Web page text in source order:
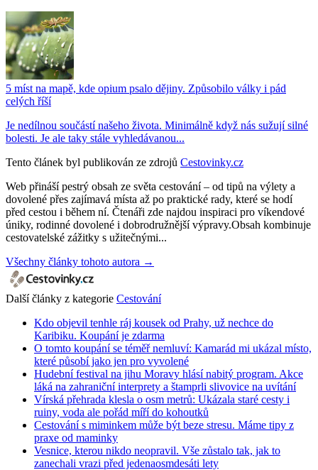
5 míst na mapě, kde opium psalo dějiny. Způsobilo války i pád
celých říší
Je nedílnou součástí našeho života. Minimálně když nás sužují silné
bolesti. Je ale taky stále vyhledávanou...
Tento článek byl publikován ze zdrojů Cestovinky.cz
Web přináší pestrý obsah ze světa cestování – od tipů na výlety a
dovolené přes zajímavá místa až po praktické rady, které se hodí
před cestou i během ní. Čtenáři zde najdou inspiraci pro víkendové
úniky, rodinné dovolené i dobrodružnější výpravy.Obsah kombinuje
cestovatelské zážitky s užitečnými...
Všechny články tohoto autora →
Další články z kategorie Cestování
Kdo objevil tenhle ráj kousek od Prahy, už nechce do
Karibiku. Koupání je zdarma
O tomto koupání se téměř nemluví: Kamarád mi ukázal místo,
které působí jako jen pro vyvolené
Hudební festival na jihu Moravy hlásí nabitý program. Akce
láká na zahraniční interprety a štamprli slivovice na uvítání
Vírská přehrada klesla o osm metrů: Ukázala staré cesty i
ruiny, voda ale pořád míří do kohoutků
Cestování s miminkem může být beze stresu. Máme tipy z
praxe od maminky
Vesnice, kterou nikdo neopravil. Vše zůstalo tak, jak to
zanechali vrazi před jedenaosmdesáti lety